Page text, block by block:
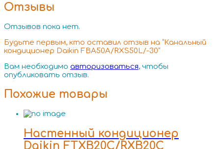
Отзывы
Отзывов пока нет.
Будьте первым, кто оставил отзыв на “Канальный
кондиционер Daikin FBA50A/RXS50L/-30”
Вам необходимо авторизоваться, чтобы
опубликовать отзыв.
Похожие товары
Настенный кондиционер
Daikin FTXB20C/RXB20C